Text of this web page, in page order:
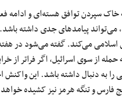
خاک سپردن توافق هسته‌ای و ادامه
می‌تواند پیامدهای جدی داشته
می‌کند. گفته می‌شود در
از سوی اسرائیل، اگر فراتر از
به دنبال داشته باشد. این واکنش
فارس و تنگه هرمز نیز کشیده